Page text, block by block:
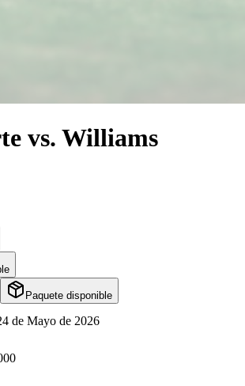
vs. Williams
Paquete disponible
de Mayo de 2026